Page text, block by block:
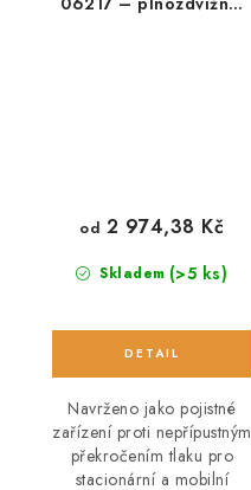
Skladem (>5 ks)
od 2 974,38 Kč
Navrženo jako pojistné
zařízení proti nepřípustným
překročením tlaku pro
stacionární a mobilní